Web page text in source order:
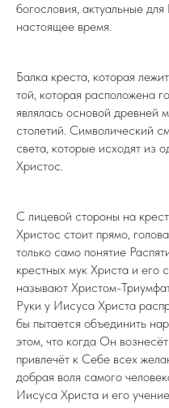
богословия, актуальные
настоящее время.
Балка креста, которая
той, которая расположена
являлась основой древней
столетий. Символический
света, которые исходят из
Христос.
С лицевой стороны на
Христос стоит прямо,
только само понятие
крестных мук Христа и
называют Христом-
Руки у Иисуса Христа
бы пытается объединить
этом, что когда Он
привлечёт к Себе всех
добрая воля самого
Иисуса Христа и его